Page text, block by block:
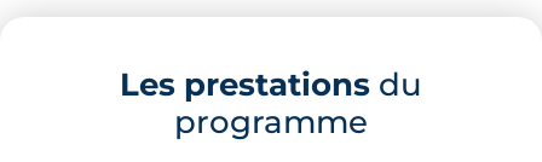
Localisation de la résidence
La résidence se trouve à quelques pas de
toutes les commodités essentielles, renforçant
le confort quotidien de ses résidents. Les
Les prestations du
programme